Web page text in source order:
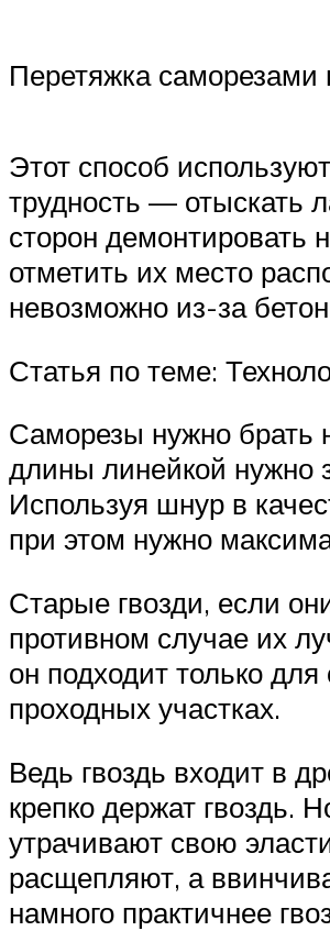
Перетяжка саморезами
Этот способ
трудность — отыскать
сторон демонтировать
отметить их место
невозможно из-за
Статья по теме:
Саморезы нужно брать
длины линейкой нужно
Используя шнур в
при этом нужно
Старые гвозди, если
противном случае их
он подходит только
проходных участках.
Ведь гвоздь входит в
крепко держат гвоздь.
утрачивают свою
расщепляют, а
намного практичнее